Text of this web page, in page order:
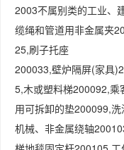
2003不属别类的工业、
缆绳和管道用非金属夹
25,刷子托座
200033,壁炉隔屏(家具
5,木或塑料梯200092,
用可拆卸的垫200099,
机械、非金属绕轴